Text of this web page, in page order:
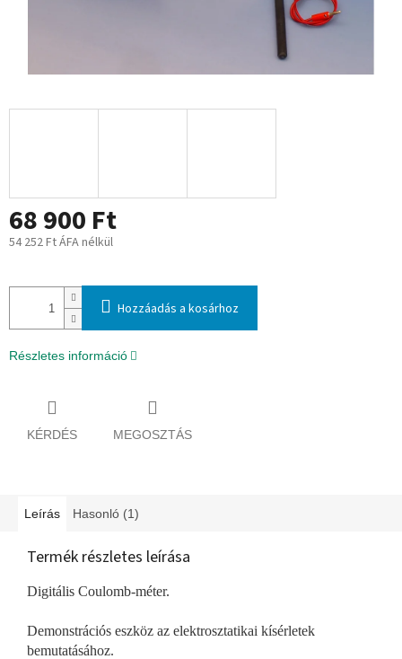
68 900 Ft
54 252 Ft ÁFA nélkül
Hozzáadás a kosárhoz
Részletes információ
KÉRDÉS MEGOSZTÁS
Leírás Hasonló (1)
Termék részletes leírása
Digitális Coulomb-méter.
Demonstrációs eszköz az elektrosztatikai kísérletek
bemutatásához.